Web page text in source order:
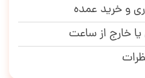
و خرید عمده
خارج از ساعت